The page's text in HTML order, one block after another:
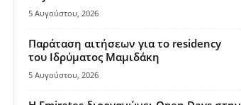
5 Αυγούστου, 2026
Παράταση αιτήσεων για το residency
του Ιδρύματος Μαμιδάκη
5 Αυγούστου, 2026